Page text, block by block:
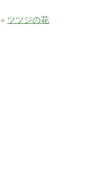
« ツツジの花